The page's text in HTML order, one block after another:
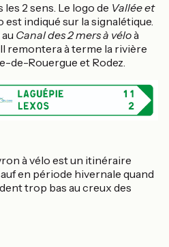
les 2 sens. Le logo de Vallée et
est indiqué sur la signalétique.
Canal des 2 mersà véloà
remontera à terme la rivière
de-Rouergue et Rodez.
à vélo est un itinéraire
en période hivernale quand
trop bas au creux des